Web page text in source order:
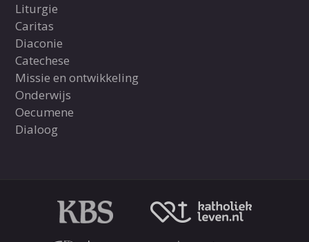
Liturgie
Caritas
Diaconie
Catechese
Missie en ontwikkeling
Onderwijs
Oecumene
Dialoog